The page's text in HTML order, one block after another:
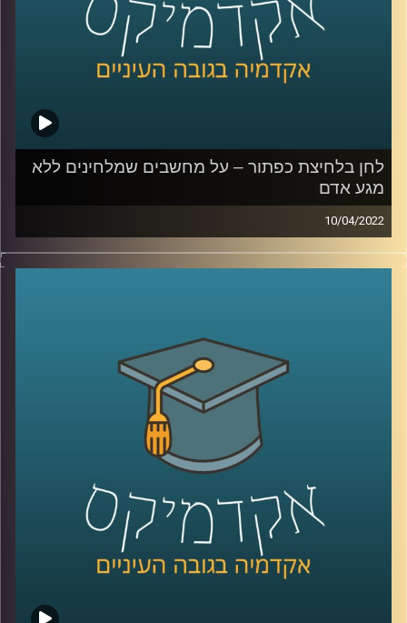
קרדיט תמונות:AudioVersity
לחן בלחיצת כפתור – על מחשבים שמלחינים ללא
מגע אדם
10/04/2022
היום ישנן אפליקציות שמלחינות שירים לבקשתך ללא
התערבות אדם ולהולוגרמה ביפן כבר יש אלפי מאריצים והיא
לשיחה שקיימתי עם ד"ר רויטל הולנדר מבית הספר ליזמות כאן
באוניברסיטת רייכמן.
לשיחה עם ד"ר רויטל הולנדר על יזמות מוזיקאלית –
לשיחה עם ד"ר רויטל הולנדר על כלי נגינה חכמים –
קרדיט תמונות:AudioVersity